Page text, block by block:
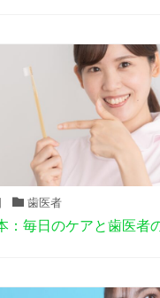
歯医者
：毎日のケアと歯医者